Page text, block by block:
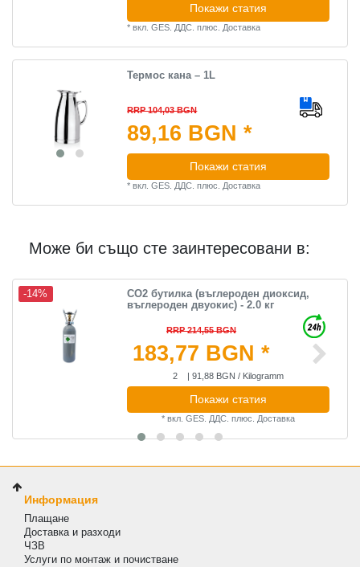
Покажи статия
*вкл. GES. ДДС. плюс. Доставка
Термос кана – 1L
RRP 104,03 BGN
89,16 BGN *
Покажи статия
*вкл. GES. ДДС. плюс. Доставка
Може би също сте заинтересовани в:
-14%
CO2 бутилка (въглероден диоксид,
въглероден двуокис) - 2.0 кг
RRP 214,55 BGN
183,77 BGN *
2 | 91,88 BGN / Kilogramm
Покажи статия
* вкл. GES. ДДС. плюс. Доставка
Информация
Плащане
Доставка и разходи
ЧЗВ
Услуги по монтаж и почистване